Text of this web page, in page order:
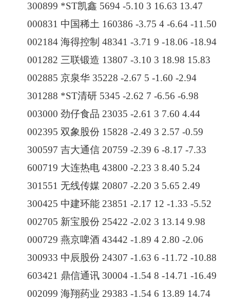
300899 *ST凯鑫 5694 -5.10 3 16.63 13.47
000831 中国稀土 160386 -3.75 4 -6.64 -11.50
002184 海得控制 48341 -3.71 9 -18.06 -18.94
001282 三联锻造 13807 -3.10 3 18.98 15.83
002885 京泉华 35228 -2.67 5 -1.60 -2.94
301288 *ST清研 5345 -2.62 7 -6.56 -6.98
003000 劲仔食品 23035 -2.61 3 7.60 4.44
002395 双象股份 15828 -2.49 3 2.57 -0.59
300597 吉大通信 20759 -2.39 6 -8.17 -7.33
600719 大连热电 43800 -2.23 3 8.40 5.24
301551 无线传媒 20807 -2.20 3 5.65 2.49
300425 中建环能 23851 -2.17 12 -1.33 -5.52
002705 新宝股份 25422 -2.02 3 13.14 9.98
000729 燕京啤酒 43442 -1.89 4 2.80 -2.06
300933 中辰股份 24307 -1.63 6 -11.72 -10.88
603421 鼎信通讯 30004 -1.54 8 -14.71 -16.49
002099 海翔药业 29383 -1.54 6 13.89 14.74